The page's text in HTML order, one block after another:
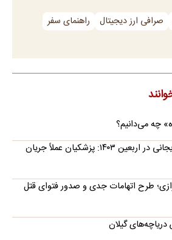
صرافی ارز دیجیتال
راهنمای سفر
چه می‌دانیم؟
دست‌نوشته شهید علی لاریجانی در اربعین ۱۴۰۳: پزشکیان عملاً جریان
طرح اتهامات جدی و صدور فتوای قتل
گیلان